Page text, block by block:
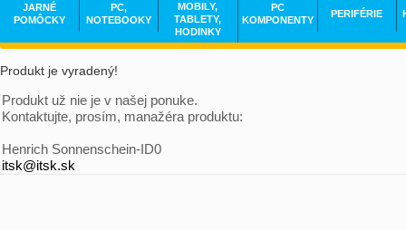
Produkt je vyradený!
Produkt už nie je v našej ponuke.
Kontaktujte, prosím, manažéra produktu:
Henrich Sonnenschein-ID0
itsk@itsk.sk
JARNÉ
POMÔCKY
PC,
NOTEBOOKY
MOBILY,
TABLETY,
HODINKY
PC
KOMPONENTY
PERIFÉRIE